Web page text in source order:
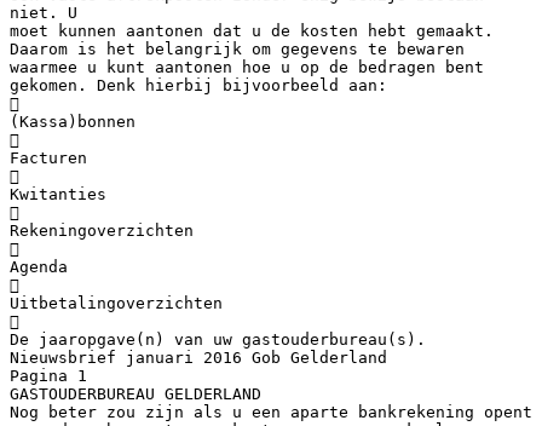
niet. U
moet kunnen aantonen dat u de kosten hebt gemaakt.
Daarom is het belangrijk om gegevens te bewaren
waarmee u kunt aantonen hoe u op de bedragen bent
gekomen. Denk hierbij bijvoorbeeld aan:

(Kassa)bonnen

Facturen

Kwitanties

Rekeningoverzichten

Agenda

Uitbetalingoverzichten

De jaaropgave(n) van uw gastouderbureau(s).
Nieuwsbrief januari 2016 Gob Gelderland
Pagina 1
GASTOUDERBUREAU GELDERLAND
Nog beter zou zijn als u een aparte bankrekening opent